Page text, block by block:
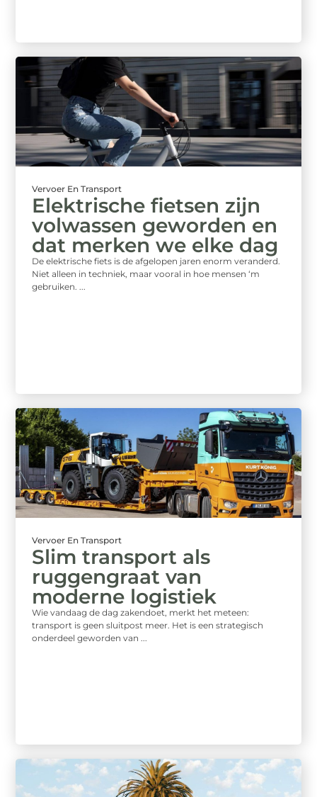
Vervoer En Transport
Elektrische fietsen zijn
volwassen geworden en
dat merken we elke dag
De elektrische fiets is de afgelopen jaren enorm veranderd.
Niet alleen in techniek, maar vooral in hoe mensen ‘m
gebruiken. ...
Vervoer En Transport
Slim transport als
ruggengraat van
moderne logistiek
Wie vandaag de dag zakendoet, merkt het meteen:
transport is geen sluitpost meer. Het is een strategisch
onderdeel geworden van ...